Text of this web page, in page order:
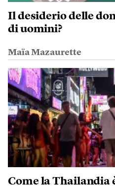
Il desiderio delle
di uomini?
Maïa Mazaurette
Come la Thailandia